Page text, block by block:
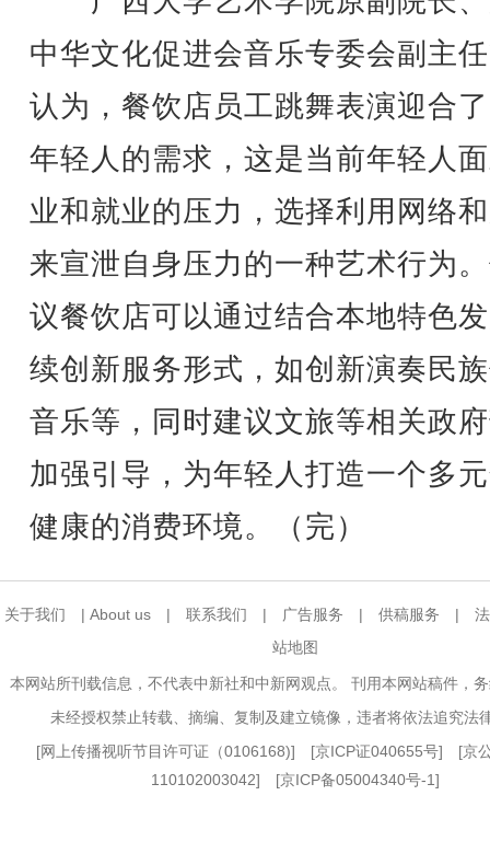
中华文化促进会音乐专委会副主
认为，餐饮店员工跳舞表演迎合
年轻人的需求，这是当前年轻人
业和就业的压力，选择利用网络
来宣泄自身压力的一种艺术行为
议餐饮店可以通过结合本地特色
续创新服务形式，如创新演奏民
音乐等，同时建议文旅等相关政
加强引导，为年轻人打造一个多
健康的消费环境。（完）
关于我们 | About us | 联系我们 | 广告服务 | 供稿服务 |
站地图
本网站所刊载信息，不代表中新社和中新网观点。 刊用本网站稿件，
未经授权禁止转载、摘编、复制及建立镜像，违者将依法追究法
[网上传播视听节目许可证（0106168)] [京ICP证040655号] [京
110102003042] [京ICP备05004340号-1]